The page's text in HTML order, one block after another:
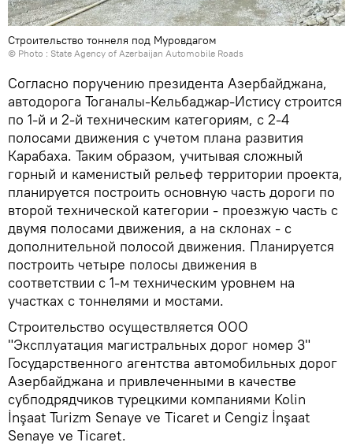
Строительство тоннеля под Муровдагом
© Photo : State Agency of Azerbaijan Automobile Roads
Согласно поручению президента Азербайджана,
автодорога Тоганалы-Кельбаджар-Истису строится
по 1-й и 2-й техническим категориям, с 2-4
полосами движения с учетом плана развития
Карабаха. Таким образом, учитывая сложный
горный и каменистый рельеф территории проекта,
планируется построить основную часть дороги по
второй технической категории - проезжую часть с
двумя полосами движения, а на склонах - с
дополнительной полосой движения. Планируется
построить четыре полосы движения в
соответствии с 1-м техническим уровнем на
участках с тоннелями и мостами.
Строительство осуществляется ООО
"Эксплуатация магистральных дорог номер 3"
Государственного агентства автомобильных дорог
Азербайджана и привлеченными в качестве
субподрядчиков турецкими компаниями Kolin
İnşaat Turizm Sеnaye vе Ticarеt и Cengiz İnşaat
Sеnaye vе Ticarеt.